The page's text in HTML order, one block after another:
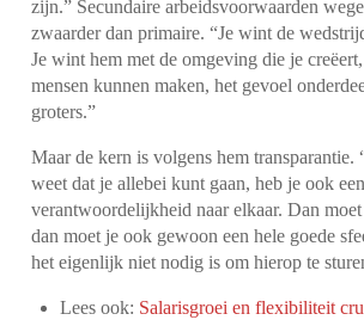
zijn.” Secundaire arbeidsvoorwaarden
zwaarder dan primaire. “Je wint de
Je wint hem met de omgeving die je
mensen kunnen maken, het gevoel
groters.”
Maar de kern is volgens hem transparantie.
weet dat je allebei kunt gaan, heb je ook
verantwoordelijkheid naar elkaar. Dan
dan moet je ook gewoon een hele goede
het eigenlijk niet nodig is om hierop te
Lees ook: Salarisgroei en flexibiliteit